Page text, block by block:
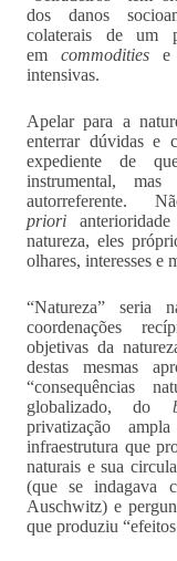
dos danos
colaterais de um
emcommodities e
intensivas.
Apelar para a
enterrar dúvidas e
expediente de
instrumental,
priori
natureza, eles
olhares, interesses e
“Natureza” seria
coordenações
objetivas da
destas mesmas
“consequências
globalizado, do
privatização
infraestrutura que
naturais e sua
(que se indagava
Auschwitz) e
que produziu